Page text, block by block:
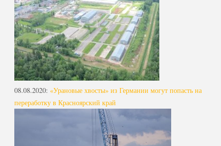
08.08.2020: «Урановые хвосты» из Германии могут попасть на
переработку в Красноярский край